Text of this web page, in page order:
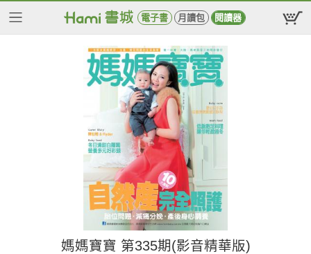
電子書 月讀包 閱讀器
媽媽寶寶 第335期(影音精華版)